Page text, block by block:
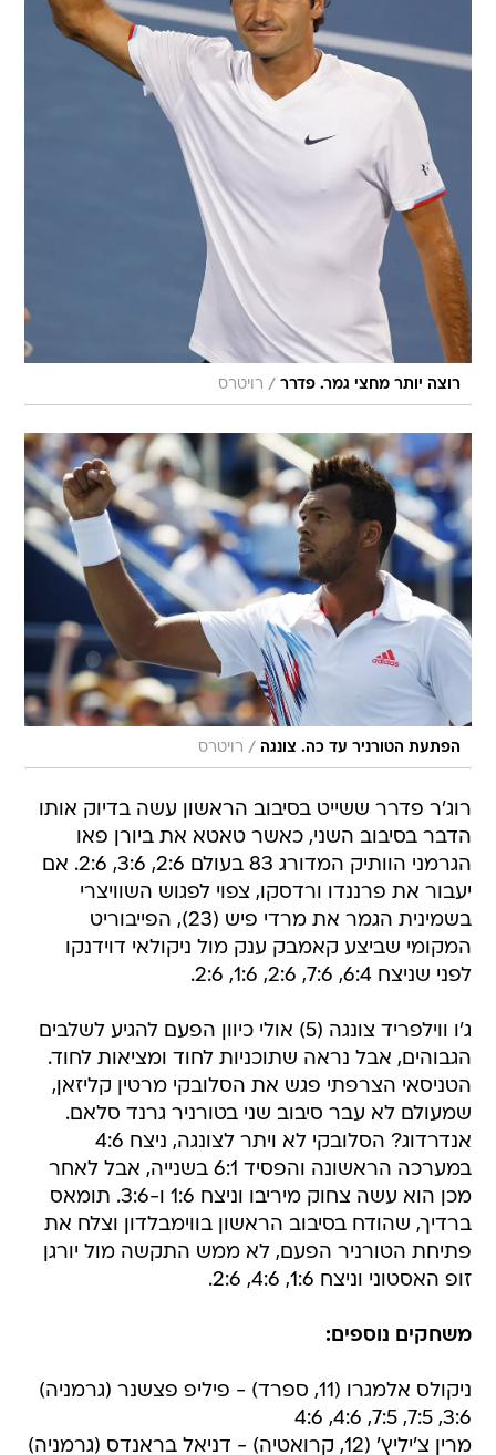
רוצה יותר מחצי גמר. פדרר רויטרס
הפתעת הטורניר עד כה. צונגה / רויטרס
רוג'ר פדרר ששייט בסיבוב הראשון עשה בדיוק אותו
הגרמני הוותיק המדורג 83 בעולם 2:6, 3:6, 2:6. אם
יעבור את פרננדו ורדסקו, צפוי לפגוש השוויצרי
בשמינית הגמר את מרדי פיש (23), הפייבוריט
המקומי שביצע קאמבק ענק מול ניקולאי דוידנקו
לפני שניצח 6:4, 7:6, 2:6, 1:6, 2:6.
ג'ו ווילפריד צונגה (5) אולי כיוון הפעם להגיע לשלבים
הטניסאי הצרפתי פגש את הסלובקי מרטין קליזאן,
שמעולם לא עבר סיבוב שני בטורניר גרנד סלאם.
אנדרדוג? הסלובקי לא ויתר לצונגה, ניצח 4:6
במערכה הראשונה והפסיד 6:1 בשנייה, אבל לאחר
מכן הוא עשה צחוק מיריבו וניצח 1:6 ו-3:6. תומאס
ברדיך, שהודח בסיבוב הראשון בווימבלדון וצלח את
פתיחת הטורניר הפעם, לא ממש התקשה מול יורגן
זופ האסטוני וניצח 1:6, 4:6, 2:6.
משחקים נוספים:
מרין צ'יליץ' (12, קרואטיה) - דניאל בראנדס (גרמניה)
3:6, 2:6, 7:5, 6:4, 5:7
מילוש ראוניץ' (15, קנדה) - פול הנרי מתיו (צרפת)